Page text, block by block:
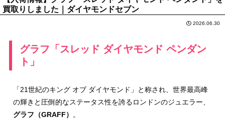
買取りしました｜ダイヤモンドセブン
2026.06.30
グラフ「スレッド ダイヤモンド ペンダン
ト」
「21世紀のキング オブ ダイヤモンド」と称され、世界最高峰
の輝きと圧倒的なステータス性を誇るロンドンのジュエラー、
グラフ（GRAFF）
。